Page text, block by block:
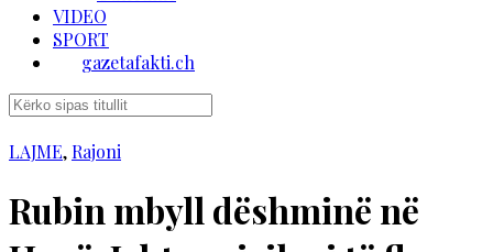
VIDEO
SPORT
gazetafakti.ch
LAJME, Rajoni
Rubin mbyll dëshminë në